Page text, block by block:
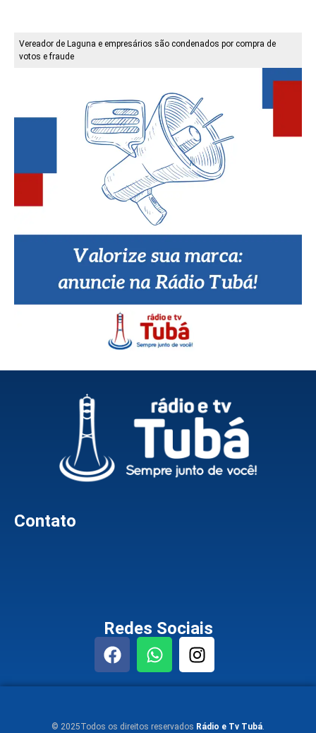
Vereador de Laguna e empresários são condenados por compra de
votos e fraude
Contato
Redes Sociais
© 2025Todos os direitos reservados Rádio e Tv Tubá.